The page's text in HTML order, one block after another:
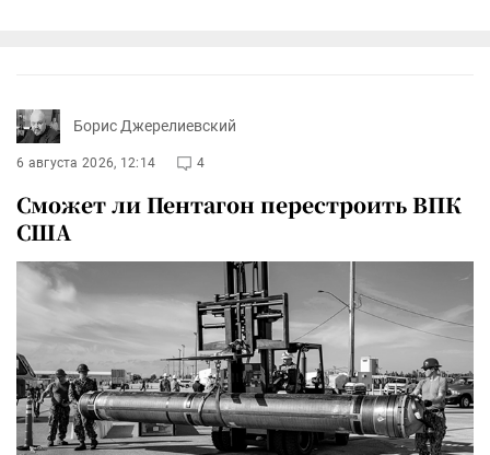
Борис Джерелиевский
6 августа 2026, 12:14 4
Сможет ли Пентагон перестроить ВПК
США